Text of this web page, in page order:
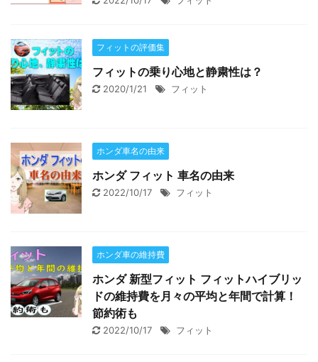
フィットの評価集
フィットの乗り心地と静粛性は？
2020/1/21 フィット
ホンダ車名の由来
ホンダ フィット 車名の由来
2022/10/17 フィット
ホンダ車の維持費
ホンダ 新型フィット フィットハイブリッ
ドの維持費を月々の平均と年間で計算！
節約術も
2022/10/17 フィット